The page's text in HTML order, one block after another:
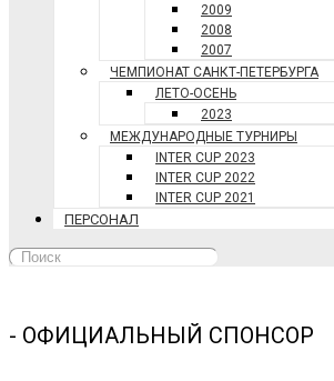
2009
2008
2007
ЧЕМПИОНАТ САНКТ-ПЕТЕРБУРГА
ЛЕТО-ОСЕНЬ
2023
МЕЖДУНАРОДНЫЕ ТУРНИРЫ
INTER CUP 2023
INTER CUP 2022
INTER CUP 2021
ПЕРСОНАЛ
- ОФИЦИАЛЬНЫЙ СПОНСОР